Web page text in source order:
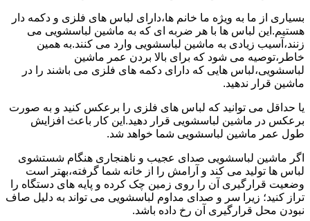
بسیاری از ما به ویژه ما خانم ها،دارای لباس های فلزی و دکمه دار
هستیم.این لباس ها با هر ضربه ای که به ماشین لباسشویی می
زنند،آسیب زیادی به ماشین لباسشویی وارد می کنند.به همین
خاطر،توصیه می شود که برای بالا بردن عمر ماشین
لباسشویی،لباس هایی که دارای دکمه های فلزی می باشند را در
ماشین قرار ندهید.
یا حداقل می توانید که لباس های فلزی را برعکس کنید و به صورت
برعکس در ماشین لباسشویی قرار دهید.این کار باعث افزایش
طول عمر ماشین لباسشویی شما خواهد شد.
اگر ماشین لباسشویی صدای عجیب و ناهنجاری هنگام شستشوی
لباس ها تولید می کند و آرامش را از خانه شما گرفته،بهتر است
وضعیت قرارگیری آن را روی زمین چک کرده و پایه های دستگاه را
تراز کنید؛ زیرا سر و صدای مداوم لباسشویی می تواند به دلیل صاف
نبودن محل قرارگیری آن رخ داده باشد.